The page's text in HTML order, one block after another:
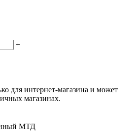
+
для интернет-магазина и может
магазинах.
МТД